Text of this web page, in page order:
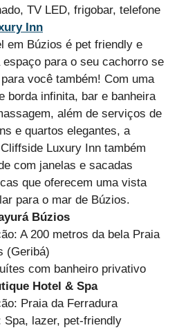
TV LED, frigobar, telefone
Inn
em Búzios é pet friendly e
espaço para o seu cachorro se
você também! Com uma
borda infinita, bar e banheira
além de serviços de
e quartos elegantes, a
Luxury Inn também
com janelas e sacadas
que oferecem uma vista
para o mar de Búzios.
Búzios
A 200 metros da bela Praia
(Geribá)
com banheiro privativo
Hotel & Spa
Praia da Ferradura
Spa, lazer, pet-friendly